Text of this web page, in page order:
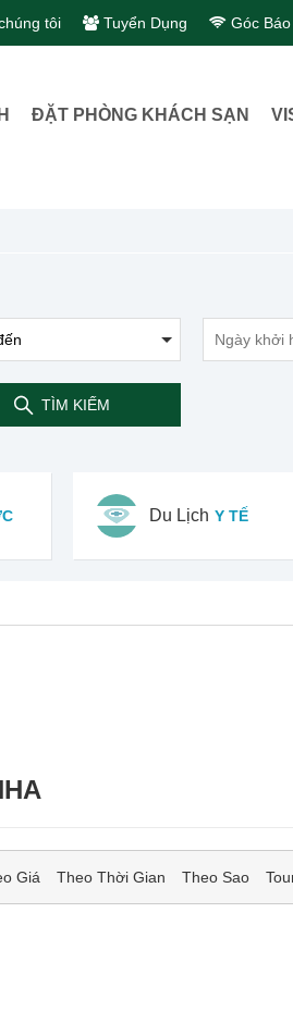
tôi Tuyển Dụng Góc
ĐẶT PHÒNG KHÁCH SẠN
TÌM KIẾM
Du Lịch Y TẾ
Giá Theo Thời Gian Theo Sao